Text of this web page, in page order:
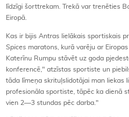
līdzīgi šorttrekam. Trekā var trenēties
Eiropā.
Kas ir bijis Antras lielākais sportiskais
Spices maratons, kurā varēju ar
Katerīnu Rumpu stāvēt uz goda
konferencē," atzīstas sportiste un
tāda līmeņa skrituļslidotājai man liekas
profesionāla sportiste, tāpēc ka dienā
vien 2—3 stundas pēc darba."